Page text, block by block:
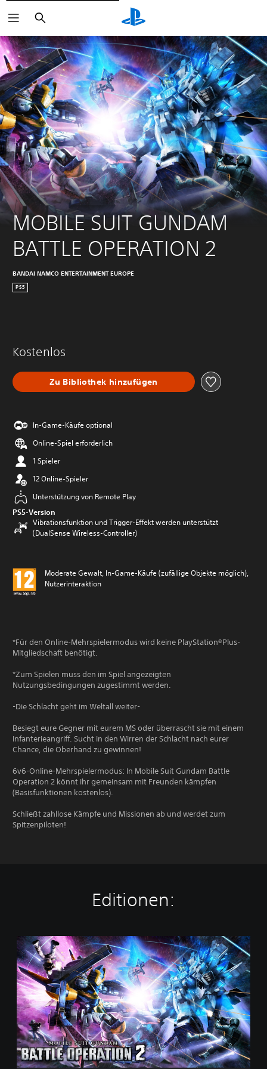
Suchen
MOBILE SUIT GUNDAM
BATTLE OPERATION 2
BANDAI NAMCO ENTERTAINMENT EUROPE
PS5
Kostenlos
Zu Bibliothek hinzufügen
In-Game-Käufe optional
Online-Spiel erforderlich
1 Spieler
12 Online-Spieler
Unterstützung von Remote Play
PS5-Version
Vibrationsfunktion und Trigger-Effekt werden unterstützt
(DualSense Wireless-Controller)
Moderate Gewalt, In-Game-Käufe (zufällige Objekte möglich),
Nutzerinteraktion
*Für den Online-Mehrspielermodus wird keine PlayStation®Plus-
Mitgliedschaft benötigt.
*Zum Spielen muss den im Spiel angezeigten
Nutzungsbedingungen zugestimmt werden.
-Die Schlacht geht im Weltall weiter-
Besiegt eure Gegner mit eurem MS oder überrascht sie mit einem
Infanterieangriff. Sucht in den Wirren der Schlacht nach eurer
Chance, die Oberhand zu gewinnen!
6v6-Online-Mehrspielermodus: In Mobile Suit Gundam Battle
Operation 2 könnt ihr gemeinsam mit Freunden kämpfen
(Basisfunktionen kostenlos).
Schließt zahllose Kämpfe und Missionen ab und werdet zum
Spitzenpiloten!
Editionen:
M
O
B
I
L
E
S
U
I
T
G
U